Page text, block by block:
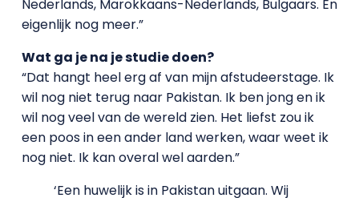
Nederlands, Marokkaans-Nederlands, Bulgaars. En
eigenlijk nog meer.”
Wat ga je na je studie doen?
“Dat hangt heel erg af van mijn afstudeerstage. Ik
wil nog niet terug naar Pakistan. Ik ben jong en ik
wil nog veel van de wereld zien. Het liefst zou ik
een poos in een ander land werken, waar weet ik
nog niet. Ik kan overal wel aarden.”
‘Een huwelijk is in Pakistan uitgaan. Wij